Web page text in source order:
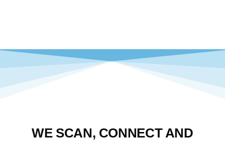
WE SCAN, CONNECT AND